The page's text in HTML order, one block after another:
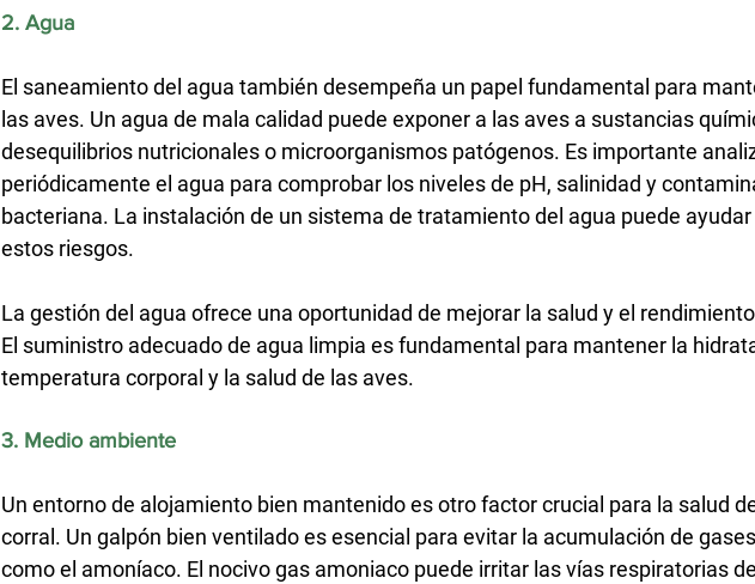
2. Agua
El saneamiento del agua también desempeña un papel fundamental para
las aves. Un agua de mala calidad puede exponer a las aves a sustancias
desequilibrios nutricionales o microorganismos patógenos. Es importante
periódicamente el agua para comprobar los niveles de pH, salinidad y
bacteriana. La instalación de un sistema de tratamiento del agua puede
estos riesgos.
La gestión del agua ofrece una oportunidad de mejorar la salud y el
El suministro adecuado de agua limpia es fundamental para mantener la
temperatura corporal y la salud de las aves.
3. Medio ambiente
Un entorno de alojamiento bien mantenido es otro factor crucial para la salud
corral. Un galpón bien ventilado es esencial para evitar la acumulación de
como el amoníaco. El nocivo gas amoniaco puede irritar las vías respiratorias